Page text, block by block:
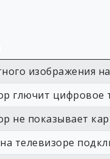
изображения
глючит цифровое
не показывает
телевизоре